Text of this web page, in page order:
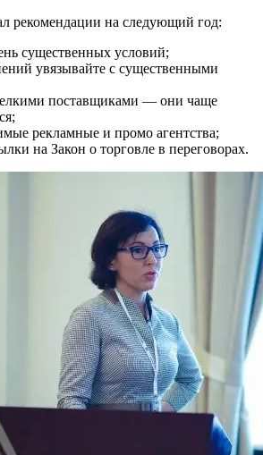
рекомендации на следующий год:
существенных условий;
увязывайте с существенными
поставщиками — они чаще
рекламные и промо агентства;
на Закон о торговле в переговорах.